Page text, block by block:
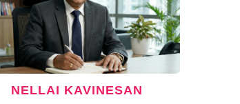
NELLAI KAVINESAN